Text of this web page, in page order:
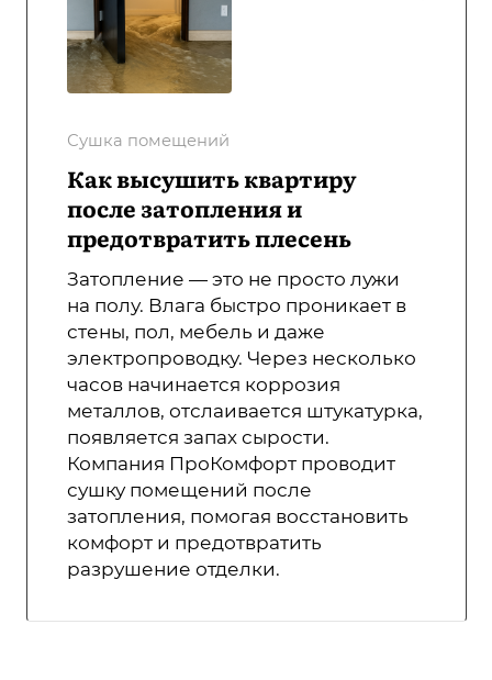
Сушка помещений
Как высушить квартиру
после затопления и
предотвратить плесень
Затопление — это не просто лужи
на полу. Влага быстро проникает в
стены, пол, мебель и даже
электропроводку. Через несколько
часов начинается коррозия
металлов, отслаивается штукатурка,
появляется запах сырости.
Компания ПроКомфорт проводит
сушку помещений после
затопления, помогая восстановить
комфорт и предотвратить
разрушение отделки.